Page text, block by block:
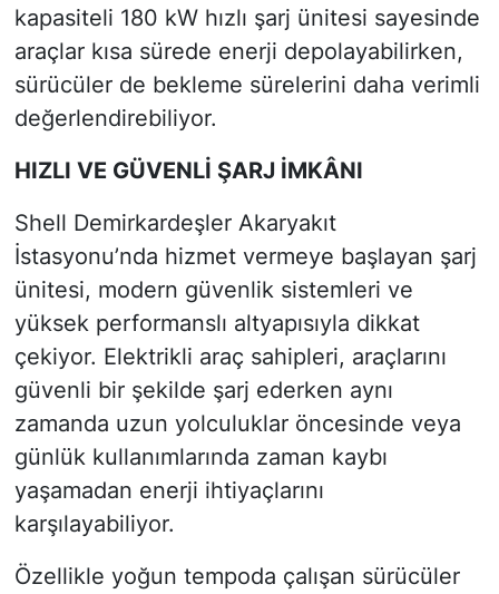
kapasiteli 180 kW hızlı şarj ünitesi sayesinde
araçlar kısa sürede enerji depolayabilirken,
sürücüler de bekleme sürelerini daha verimli
değerlendirebiliyor.
HIZLI VE GÜVENLİ ŞARJ İMKÂNI
Shell Demirkardeşler Akaryakıt
İstasyonu’nda hizmet vermeye başlayan şarj
ünitesi, modern güvenlik sistemleri ve
yüksek performanslı altyapısıyla dikkat
çekiyor. Elektrikli araç sahipleri, araçlarını
güvenli bir şekilde şarj ederken aynı
zamanda uzun yolculuklar öncesinde veya
günlük kullanımlarında zaman kaybı
yaşamadan enerji ihtiyaçlarını
karşılayabiliyor.
Özellikle yoğun tempoda çalışan sürücüler